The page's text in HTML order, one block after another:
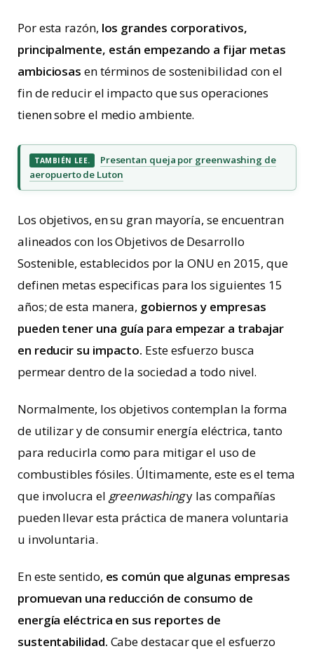
Por esta razón, los grandes corporativos,
principalmente, están empezando a fijar metas
ambiciosas en términos de sostenibilidad con el
fin de reducir el impacto que sus operaciones
tienen sobre el medio ambiente.
TAMBIÉN LEE.
Presentan queja por greenwashing de
aeropuerto de Luton
Los objetivos, en su gran mayoría, se encuentran
alineados con los Objetivos de Desarrollo
Sostenible, establecidos por la ONU en 2015, que
definen metas especificas para los siguientes 15
años; de esta manera, gobiernos y empresas
pueden tener una guía para empezar a trabajar
en reducir su impacto. Este esfuerzo busca
permear dentro de la sociedad a todo nivel.
Normalmente, los objetivos contemplan la forma
de utilizar y de consumir energía eléctrica, tanto
para reducirla como para mitigar el uso de
combustibles fósiles. Últimamente, este es el tema
que involucra el greenwashingy las compañías
pueden llevar esta práctica de manera voluntaria
u involuntaria.
En este sentido, es común que algunas empresas
promuevan una reducción de consumo de
energía eléctrica en sus reportes de
sustentabilidad. Cabe destacar que el esfuerzo